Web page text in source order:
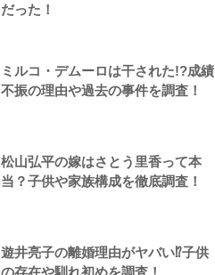
だった！
ミルコ・デムーロは干された!?成績
不振の理由や過去の事件を調査！
松山弘平の嫁はさとう里香って本
当？子供や家族構成を徹底調査！
遊井亮子の離婚理由がヤバい⁉︎子供